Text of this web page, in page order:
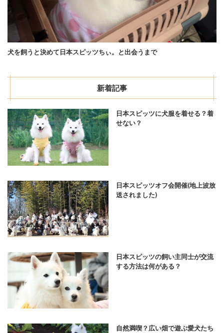
犬を飼うと決めて日本スピッツちぃ。と出会うまで
新着記事
日本スピッツに犬服を着せる？着
せない？
日本スピッツオフ会開催(地上波放
送されました)
日本スピッツの飼い主同士が交流
する方法は何がある？
自然満喫？広い畑で遊ぶ愛犬たち